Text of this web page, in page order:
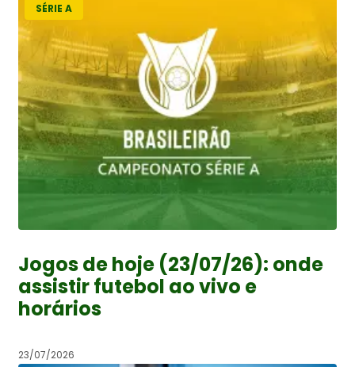
SÉRIE A
Jogos de hoje (23/07/26): onde
assistir futebol ao vivo e
horários
23/07/2026